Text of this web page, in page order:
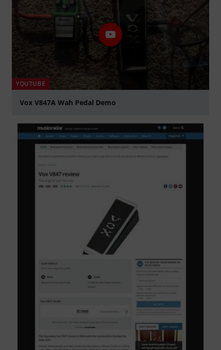
YOUTUBE
Vox V847A Wah Pedal Demo